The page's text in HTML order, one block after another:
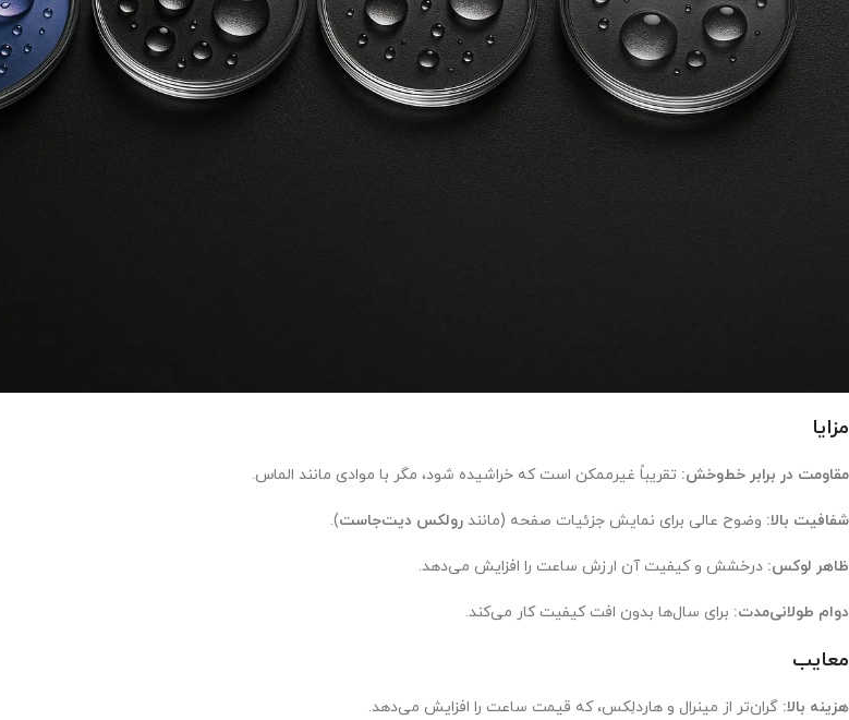
مزایا
مقاومت در برابر خط‌وخش: تقریباً غیرممکن است که خراشیده شود، مگر با موادی مانند الماس.
شفافیت بالا: وضوح عالی برای نمایش جزئیات صفحه (مانند رولکس دیت‌جاست).
ظاهر لوکس: درخشش و کیفیت آن ارزش ساعت را افزایش می‌دهد.
دوام طولانی‌مدت: برای سال‌ها بدون افت کیفیت کار می‌کند.
معایب
هزینه بالا: گران‌تر از مینرال و هاردلِکس، که قیمت ساعت را افزایش می‌دهد.